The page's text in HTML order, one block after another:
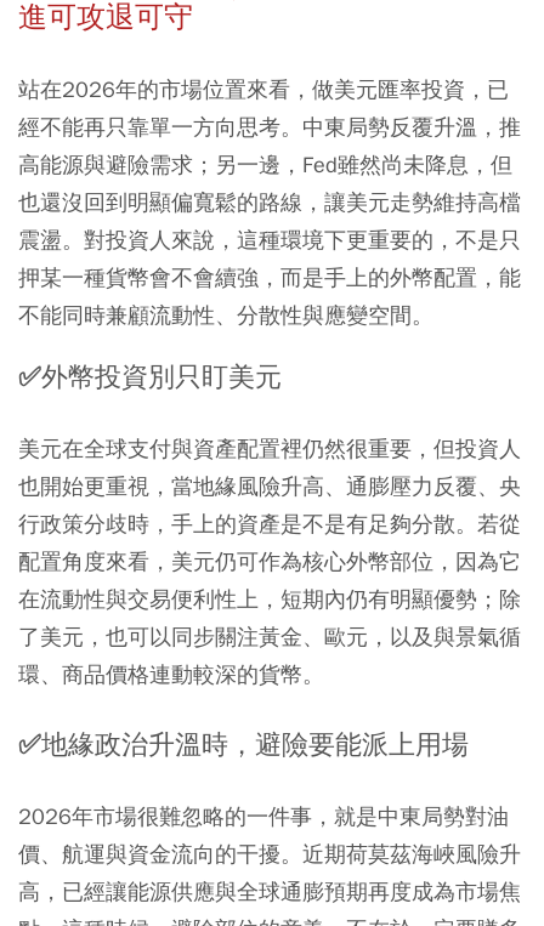
進可攻退可守
站在2026年的市場位置來看，做美元匯率投資，已
經不能再只靠單一方向思考。中東局勢反覆升溫，推
高能源與避險需求；另一邊，Fed雖然尚未降息，但
也還沒回到明顯偏寬鬆的路線，讓美元走勢維持高檔
震盪。對投資人來說，這種環境下更重要的，不是只
押某一種貨幣會不會續強，而是手上的外幣配置，能
不能同時兼顧流動性、分散性與應變空間。
✅外幣投資別只盯美元
美元在全球支付與資產配置裡仍然很重要，但投資人
也開始更重視，當地緣風險升高、通膨壓力反覆、央
行政策分歧時，手上的資產是不是有足夠分散。若從
配置角度來看，美元仍可作為核心外幣部位，因為它
在流動性與交易便利性上，短期內仍有明顯優勢；除
了美元，也可以同步關注黃金、歐元，以及與景氣循
環、商品價格連動較深的貨幣。
✅地緣政治升溫時，避險要能派上用場
2026年市場很難忽略的一件事，就是中東局勢對油
價、航運與資金流向的干擾。近期荷莫茲海峽風險升
高，已經讓能源供應與全球通膨預期再度成為市場焦